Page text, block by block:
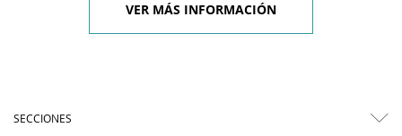
VER MÁS INFORMACIÓN
SECCIONES